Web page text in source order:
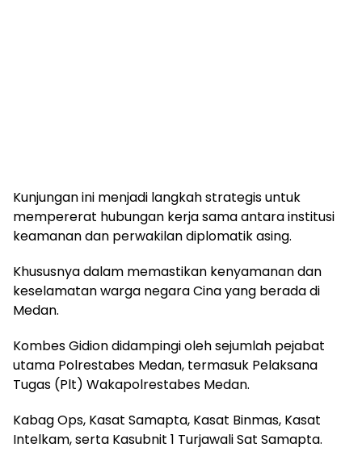
Kunjungan ini menjadi langkah strategis untuk
mempererat hubungan kerja sama antara institusi
keamanan dan perwakilan diplomatik asing.
Khususnya dalam memastikan kenyamanan dan
keselamatan warga negara Cina yang berada di
Medan.
Kombes Gidion didampingi oleh sejumlah pejabat
utama Polrestabes Medan, termasuk Pelaksana
Tugas (Plt) Wakapolrestabes Medan.
Kabag Ops, Kasat Samapta, Kasat Binmas, Kasat
Intelkam, serta Kasubnit 1 Turjawali Sat Samapta.